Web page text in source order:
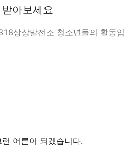
아보세요
상상발전소 청소년들의 활동입
어른이 되겠습니다.